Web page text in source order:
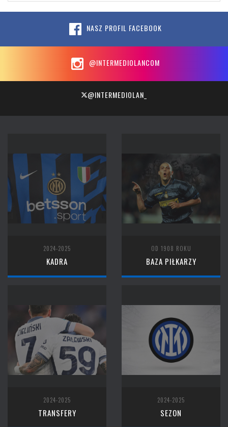
NASZ PROFIL FACEBOOK
@INTERMEDIOLANCOM
@INTERMEDIOLAN_
2024-2025
KADRA
OD 1908 ROKU
BAZA PIŁKARZY
2024-2025
TRANSFERY
2024-2025
SEZON